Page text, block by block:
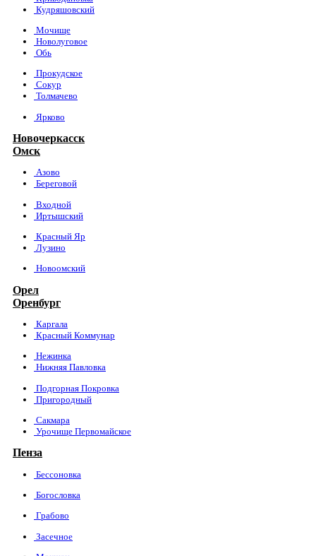
Кудряшовский
Мочище
Новолуговое
Обь
Прокудское
Сокур
Толмачево
Ярково
Новочеркасск
Омск
Азово
Береговой
Входной
Иртышский
Красный Яр
Лузино
Новоомский
Орел
Оренбург
Каргала
Красный Коммунар
Нежинка
Нижняя Павловка
Подгорная Покровка
Пригородный
Сакмара
Урочище Первомайское
Пенза
Бессоновка
Богословка
Грабово
Засечное